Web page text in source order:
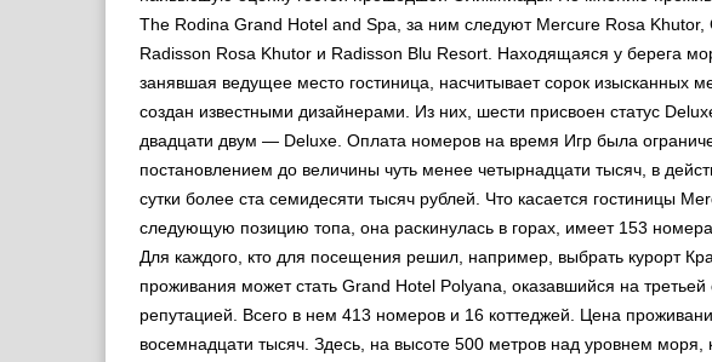
The Rodina Grand Hotel and Spa, за ним следуют Mercure Rosa
Radisson Rosa Khutor и Radisson Blu Resort. Находящаяся у берега
занявшая ведущее место гостиница, насчитывает сорок изысканных
создан известными дизайнерами. Из них, шести присвоен статус
двадцати двум — Deluxe. Оплата номеров на время Игр была
постановлением до величины чуть менее четырнадцати тысяч, в
сутки более ста семидесяти тысяч рублей. Что касается гостиницы
следующую позицию топа, она раскинулась в горах, имеет 153
Для каждого, кто для посещения решил, например, выбрать курорт
проживания может стать Grand Hotel Polyana, оказавшийся на третьей
репутацией. Всего в нем 413 номеров и 16 коттеджей. Цена
восемнадцати тысяч. Здесь, на высоте 500 метров над уровнем моря,